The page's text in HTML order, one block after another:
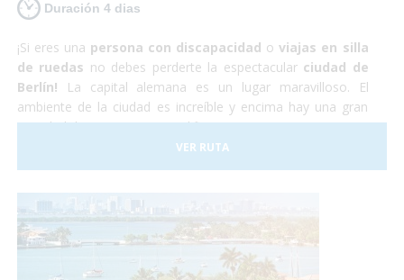
Duración 4 dias
¡Si eres una persona con discapacidad oviajas en silla
de ruedas no debes perderte la espectacular ciudad de
Berlín!
La capital alemana es un lugar maravilloso. El
ambiente de la ciudad es increíble y encima hay una gran
cantidad de monumentos, edificios y museos por visitar. La
capital alemana es totalmenteaccesible para personas
con discapacidadaunque hay que tener en cuenta que
pueden dificultar el paso a sillas de ruedas manuales. Sin
embargo nosotros nos encargaremos de todo, y tu sólo de
disfrutar.
VER RUTA